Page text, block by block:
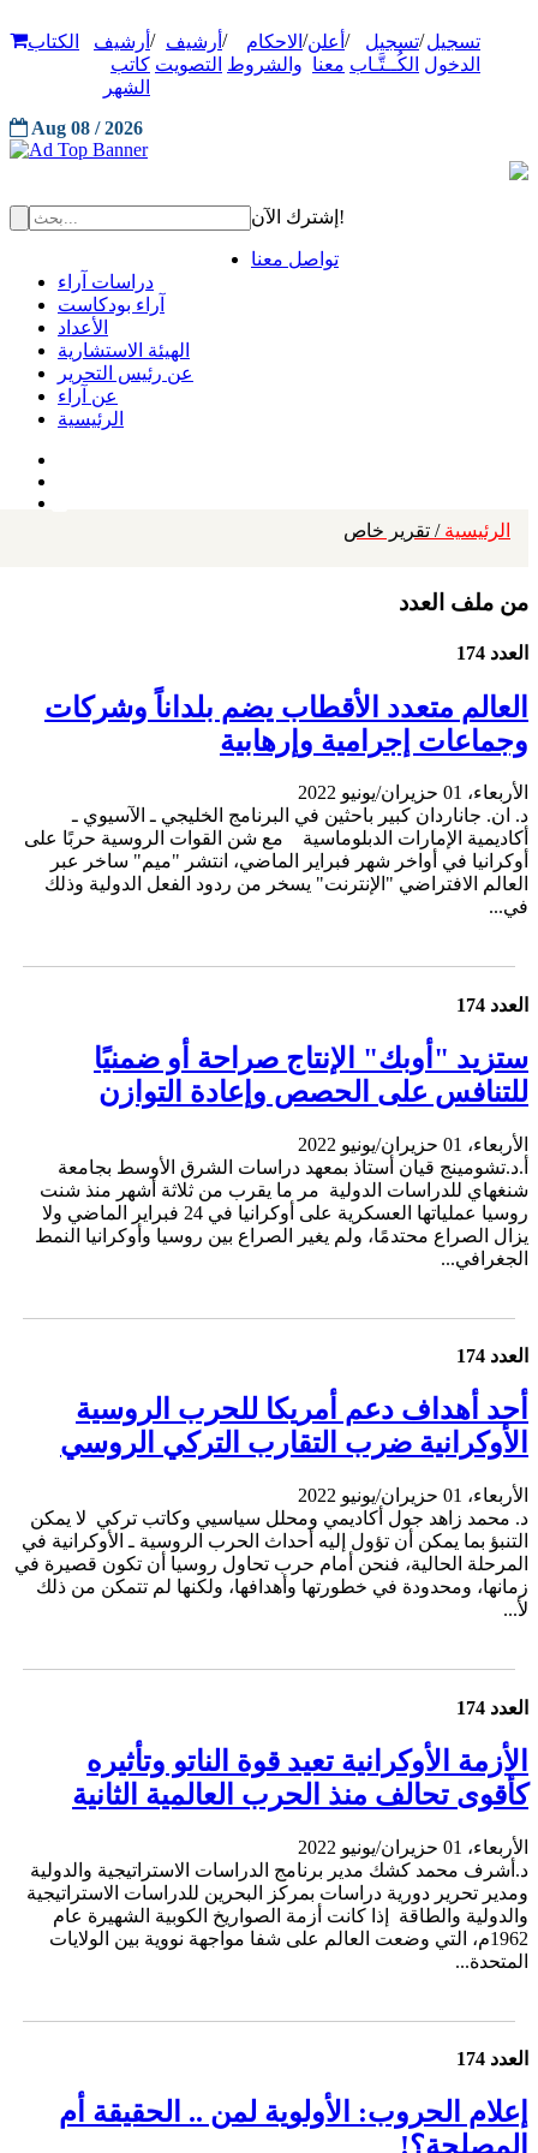
تسجيل
الدخول
/تسجيل
الكُــتَّـاب
/ أعلن
معنا
/ الاحكام
والشروط
/ أرشيف
التصويت
/ أرشيف
كاتب
الشهر
الكتاب
Aug 08 / 2026
إشترك الآن!
تواصل معنا
دراسات آراء
آراء بودكاست
الأعداد
الهيئة الاستشارية
عن رئيس التحرير
عن آراء
الرئيسية
الرئيسية / تقرير خاص
من ملف العدد
العدد 174
العالم متعدد الأقطاب يضم بلداناً وشركات
وجماعات إجرامية وإرهابية
الأربعاء، 01 حزيران/يونيو 2022
د. ان. جاناردان كبير باحثين في البرنامج الخليجي ـ الآسيوي ـ
أكاديمية الإمارات الدبلوماسية مع شن القوات الروسية حربًا على
أوكرانيا في أواخر شهر فبراير الماضي، انتشر "ميم" ساخر عبر
العالم الافتراضي "الإنترنت" يسخر من ردود الفعل الدولية وذلك
في...
العدد 174
ستزيد "أوبك" الإنتاج صراحة أو ضمنيًا
للتنافس على الحصص وإعادة التوازن
الأربعاء، 01 حزيران/يونيو 2022
أ.د.تشومينج قيان أستاذ بمعهد دراسات الشرق الأوسط بجامعة
شنغهاي للدراسات الدولية مر ما يقرب من ثلاثة أشهر منذ شنت
روسيا عملياتها العسكرية على أوكرانيا في 24 فبراير الماضي ولا
يزال الصراع محتدمًا، ولم يغير الصراع بين روسيا وأوكرانيا النمط
الجغرافي...
العدد 174
أحد أهداف دعم أمريكا للحرب الروسية
الأوكرانية ضرب التقارب التركي الروسي
الأربعاء، 01 حزيران/يونيو 2022
د. محمد زاهد جول أكاديمي ومحلل سياسيي وكاتب تركي لا يمكن
التنبؤ بما يمكن أن تؤول إليه أحداث الحرب الروسية ـ الأوكرانية في
المرحلة الحالية، فنحن أمام حرب تحاول روسيا أن تكون قصيرة في
زمانها، ومحدودة في خطورتها وأهدافها، ولكنها لم تتمكن من ذلك
لأ...
العدد 174
الأزمة الأوكرانية تعيد قوة الناتو وتأثيره
كأقوى تحالف منذ الحرب العالمية الثانية
الأربعاء، 01 حزيران/يونيو 2022
د.أشرف محمد كشك مدير برنامج الدراسات الاستراتيجية والدولية
ومدير تحرير دورية دراسات بمركز البحرين للدراسات الاستراتيجية
والدولية والطاقة إذا كانت أزمة الصواريخ الكوبية الشهيرة عام
1962م، التي وضعت العالم على شفا مواجهة نووية بين الولايات
المتحدة...
العدد 174
إعلام الحروب: الأولوية لمن .. الحقيقة أم
المصلحة؟!